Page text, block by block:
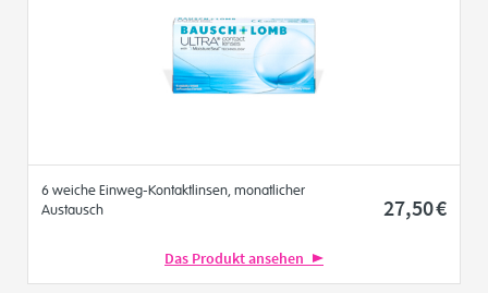
6 weiche Einweg-Kontaktlinsen, monatlicher
Austausch
27,50€
Das Produkt ansehen